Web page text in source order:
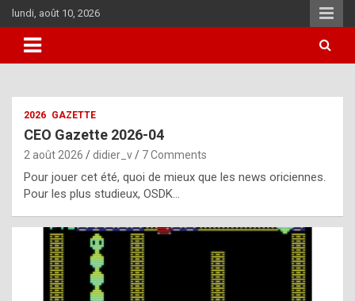
Skip
to
content
lundi, août 10, 2026
i
u
l
2026 GAZETTE
CEO Gazette 2026-04
2 août 2026 didier_v 7 Comments
Pour jouer cet été, quoi de mieux que les news oriciennes.
Pour les plus studieux, OSDK…